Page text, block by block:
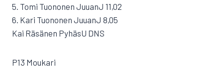
5. Tomi Tuononen JuuanJ 11,02
6. Kari Tuononen JuuanJ 8,05
Kai Räsänen PyhäsU DNS
P13 Moukari